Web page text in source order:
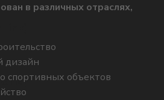
в различных отраслях,
дизайн
спортивных объектов